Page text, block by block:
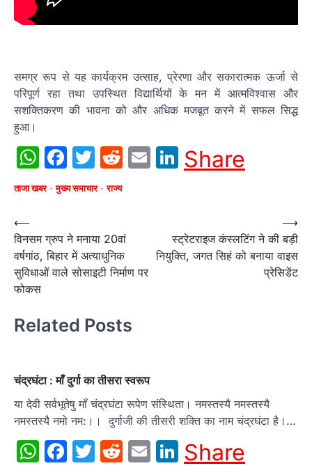
समग्र रूप से यह कार्यक्रम उत्साह, प्रेरणा और सकारात्मक ऊर्जा से
परिपूर्ण रहा तथा उपस्थित विद्यार्थियों के मन में आत्मविश्वास और
सशक्तिकरण की भावना को और अधिक मजबूत करने में सफल सिद्ध
हुआ।
WhatsApp
Facebook
Twitter
Reddit
EmailLinkedIn
Share
ताजा खबर मुख्य समाचार राज्य
Post
navigation
⟵
विनसम ग्रुप ने मनाया 20वां
वर्षगांठ, बिहार में अत्याधुनिक
सुविधाओं वाले सोसाइटी निर्माण पर
फोकस
स्ट्रेटराइज कंस्लटिंग ने की बड़ी
नियुक्ति, जगत सिहं को बनाया वाइस
प्रेसिडेंट
⟶
Related Posts
चंद्रघंटा : माँ दुर्गा का तीसरा स्वरूप
या देवी सर्वभू‍तेषु माँ चंद्रघंटा रूपेण संस्थिता। नमस्तस्यै नमस्तस्यै
नमस्तस्यै नमो नम:।। दुर्गाजी की तीसरी शक्ति का नाम चंद्रघंटा है।…
WhatsApp
Facebook
Twitter
Reddit
EmailLinkedIn
Share